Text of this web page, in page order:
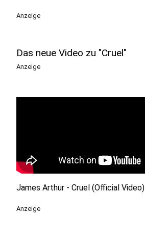
Anzeige
Das neue Video zu "Cruel"
Anzeige
James Arthur - Cruel (Official Video)
Anzeige